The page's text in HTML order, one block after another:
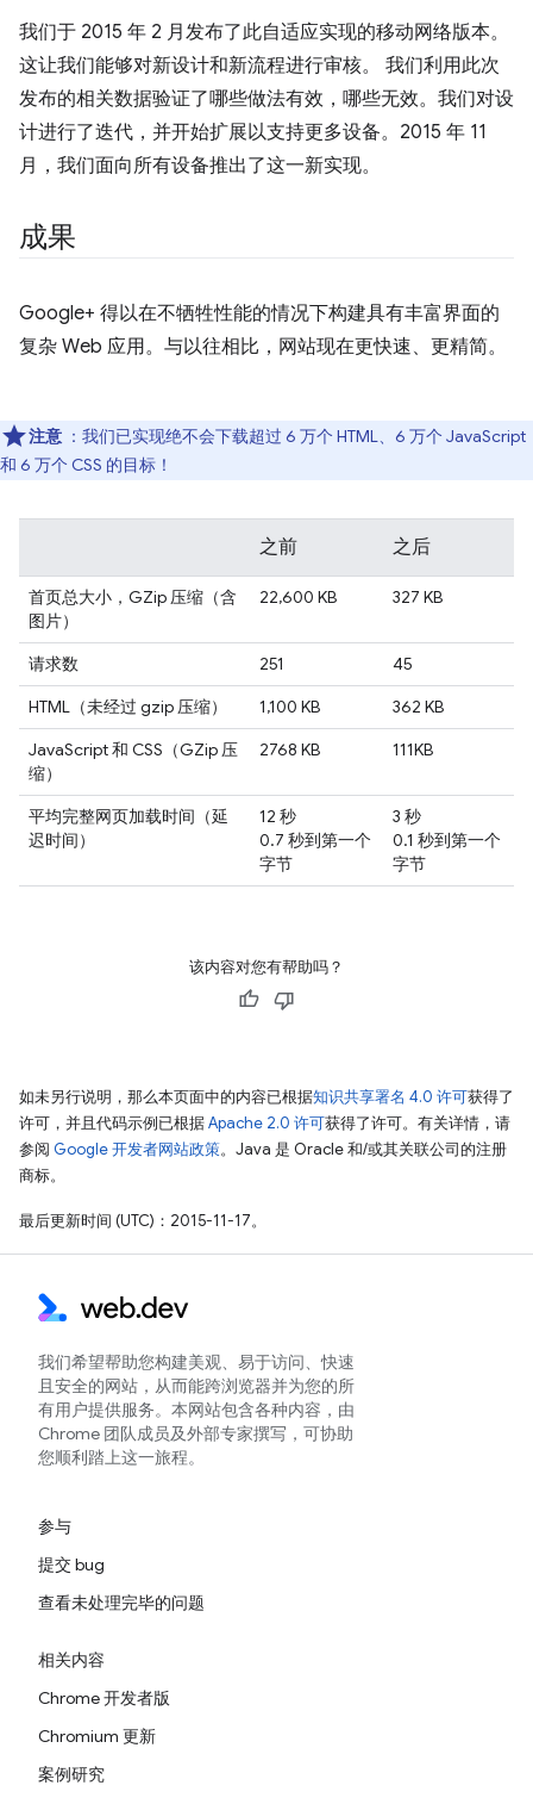
我们于 2015 年 2 月发布了此自适应实现的移动网络版本。
这让我们能够对新设计和新流程进行审核。 我们利用此次
发布的相关数据验证了哪些做法有效，哪些无效。我们对设
计进行了迭代，并开始扩展以支持更多设备。2015 年 11
月，我们面向所有设备推出了这一新实现。
成果
Google+ 得以在不牺牲性能的情况下构建具有丰富界面的
复杂 Web 应用。与以往相比，网站现在更快速、更精简。
注意 ：我们已实现绝不会下载超过 6 万个 HTML、6 万个 JavaScript
和 6 万个 CSS 的目标！
之前 之后
首页总大小，GZip 压缩（含
图片）
22,600 KB 327 KB
请求数 251
45
HTML（未经过 gzip 压缩）
1,100 KB
362 KB
JavaScript 和 CSS（GZip 压
缩）
2768 KB 111KB
平均完整网页加载时间（延
迟时间）
12 秒
0.7 秒到第一个
字节
3 秒
0.1 秒到第一个
字节
该内容对您有帮助吗？
如未另行说明，那么本页面中的内容已根据知识共享署名 4.0 许可获得了
许可，并且代码示例已根据Apache 2.0 许可获得了许可。有关详情，请
参阅 Google 开发者网站政策。Java 是 Oracle 和/或其关联公司的注册
商标。
最后更新时间 (UTC)：2015-11-17。
我们希望帮助您构建美观、易于访问、快速
且安全的网站，从而能跨浏览器并为您的所
有用户提供服务。本网站包含各种内容，由
Chrome 团队成员及外部专家撰写，可协助
您顺利踏上这一旅程。
参与
提交 bug
查看未处理完毕的问题
相关内容
Chrome 开发者版
Chromium 更新
案例研究